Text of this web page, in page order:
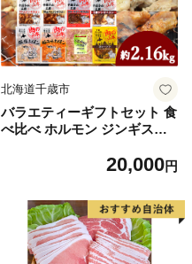
北海道千歳市
バラエティーギフトセット 食
べ比べ ホルモン ジンギスカ
Q キャンプ ＜肉の山本＞
20,000円